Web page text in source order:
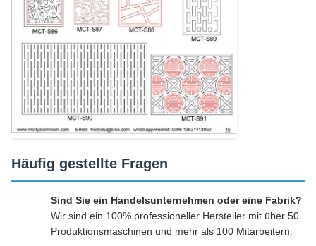
Häufig gestellte Fragen
Sind Sie ein Handelsunternehmen oder eine Fabrik?
Wir sind ein 100% professioneller Hersteller mit über 50
Produktionsmaschinen und mehr als 100 Mitarbeitern.